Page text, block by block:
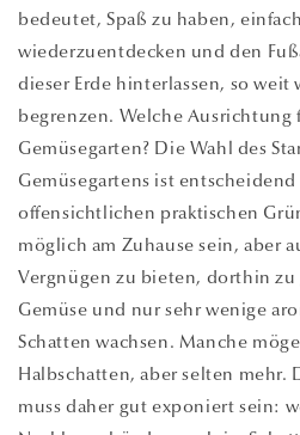
bedeutet, Spaß zu haben,
wiederzuentdecken und den
dieser Erde hinterlassen, so weit
begrenzen. Welche Ausrichtung
Gemüsegarten? Die Wahl des
Gemüsegartens ist
offensichtlichen praktischen
möglich am Zuhause sein, aber
Vergnügen zu bieten, dorthin zu
Gemüse und nur sehr wenige
Schatten wachsen. Manche
Halbschatten, aber selten mehr.
muss daher gut exponiert sein: